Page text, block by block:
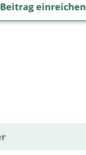
Beitrag einreichen